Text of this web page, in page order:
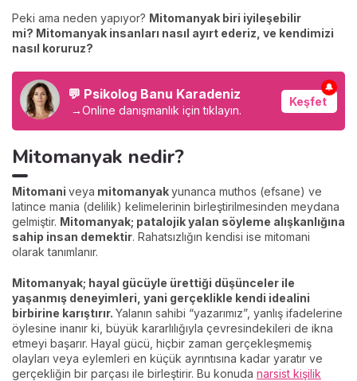
Peki ama neden yapıyor? Mitomanyak biri iyileşebilir
mi? Mitomanyak insanları nasıl ayırt ederiz, ve kendimizi
nasıl koruruz?
💬 Psikolog Banu Karadeniz
→Online danışmanlık için tıklayın.
Keşfet
🔔
Mitomanyak nedir?
Mitomani veya mitomanyakyunanca muthos (efsane) ve
latince mania (delilik) kelimelerinin birleştirilmesinden meydana
gelmiştir. Mitomanyak; patalojik yalan söyleme alışkanlığına
sahip insan demektir. Rahatsızlığın kendisi ise mitomani
olarak tanımlanır.
Mitomanyak; hayal gücüyle ürettiği düşünceler ile
yaşanmış deneyimleri, yani gerçeklikle kendi idealini
birbirine karıştırır. Yalanın sahibi “yazarımız”, yanlış ifadelerine
öylesine inanır ki, büyük kararlılığıyla çevresindekileri de ikna
etmeyi başarır. Hayal gücü, hiçbir zaman gerçekleşmemiş
olayları veya eylemleri en küçük ayrıntısına kadar yaratır ve
gerçekliğin bir parçası ile birleştirir. Bu konuda narsist kişilik